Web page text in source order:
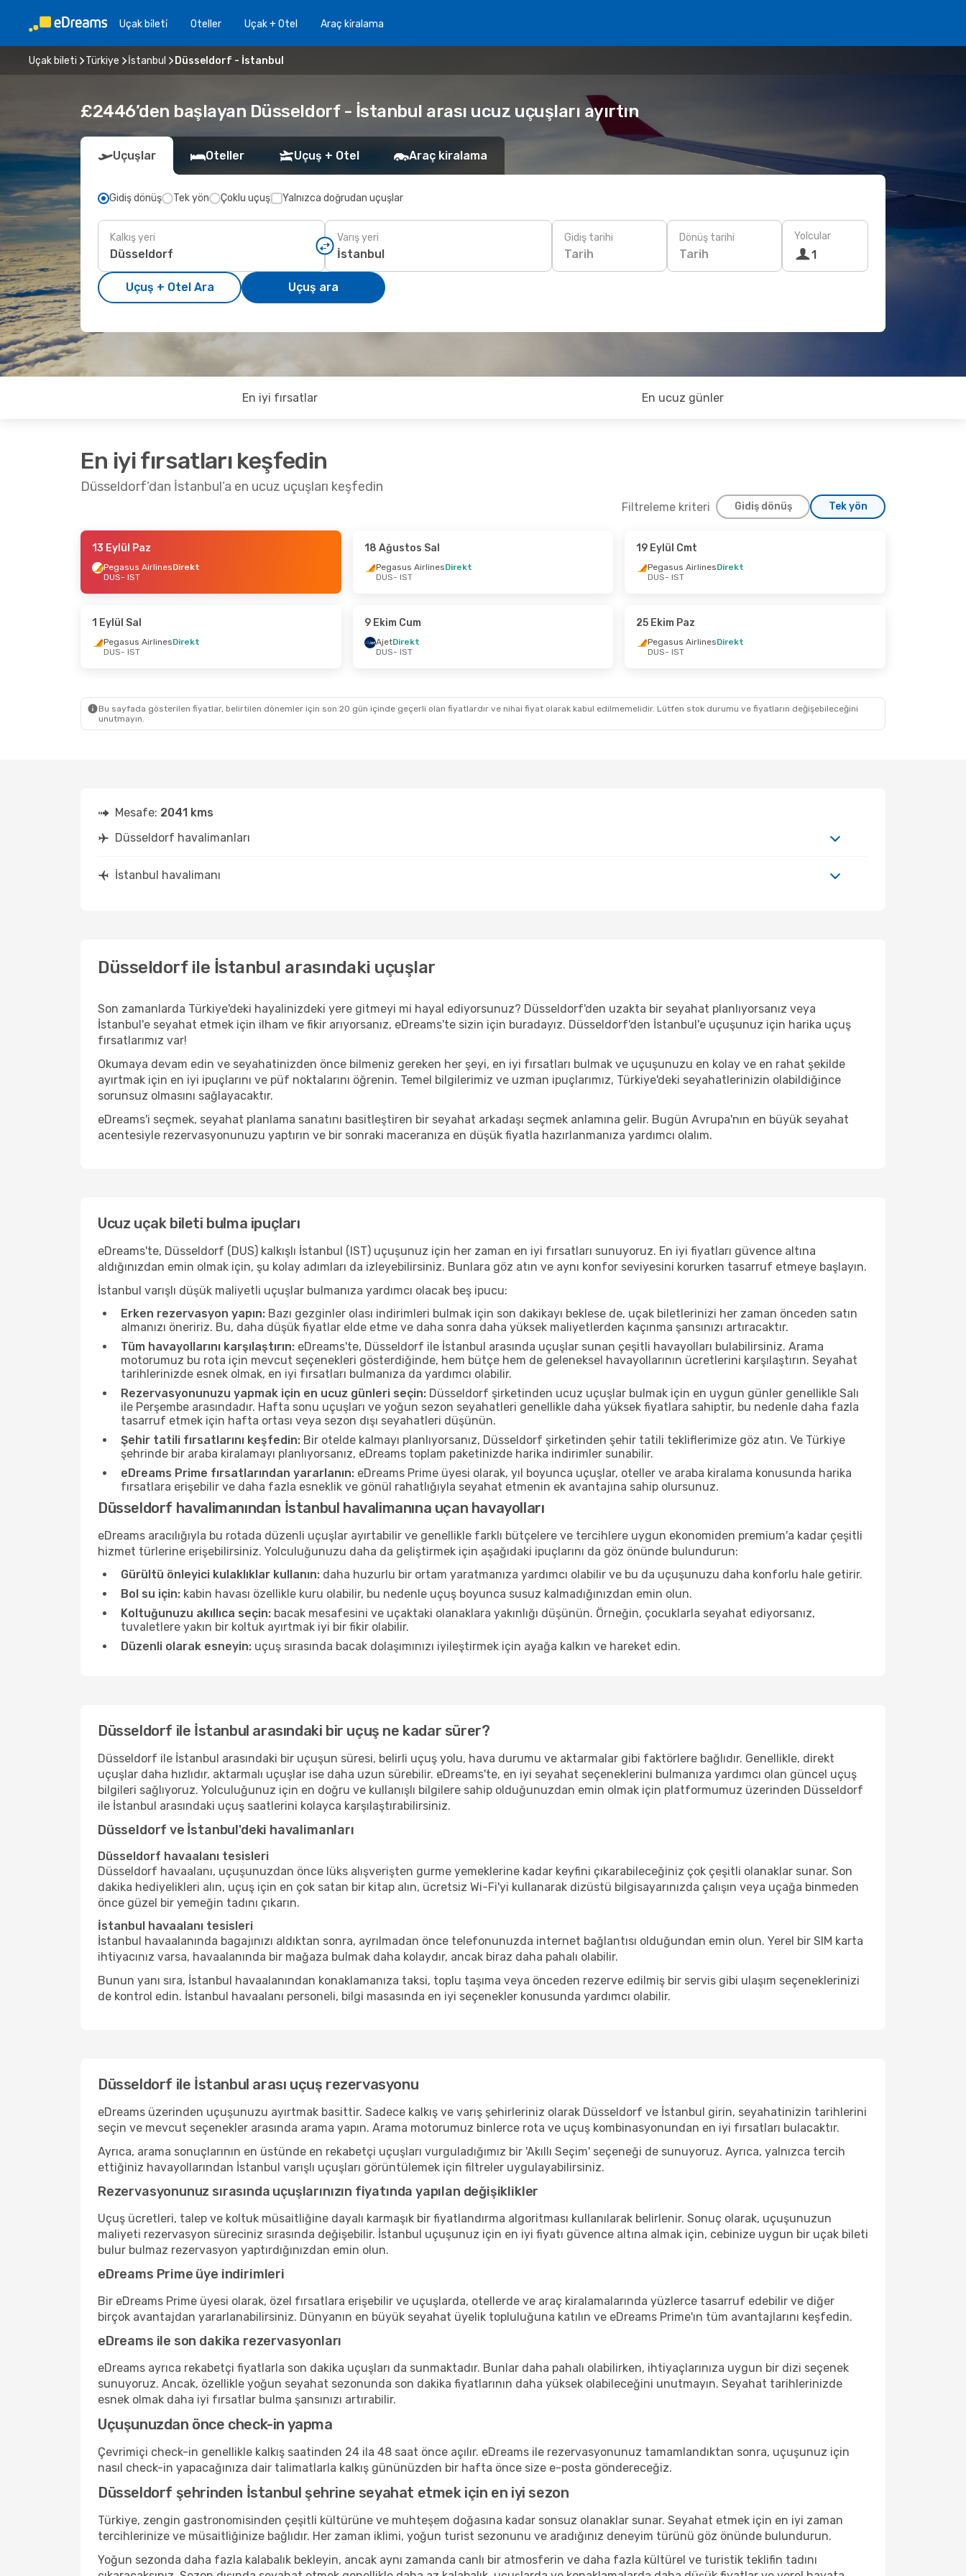
Uçak bi̇leti̇ Oteller Uçak + Otel Araç ki̇ralama
Uçak bileti Türkiye İstanbul Düsseldorf - İstanbul
£2446’den başlayan Düsseldorf - İstanbul arası ucuz uçuşları ayırtın
Uçuşlar Oteller Uçuş + Otel Araç kiralama
Gidiş dönüş Tek yön Çoklu uçuş Yalnızca doğrudan uçuşlar
Kalkış yeri Varış yeri Gidiş tarihi
Tarih
Dönüş tarihi
Tarih
Yolcular
1
Uçuş + Otel Ara Uçuş ara
En iyi fırsatlar En ucuz günler
En iyi fırsatları keşfedin
Düsseldorf’dan İstanbul’a en ucuz uçuşları keşfedin
Filtreleme kriteri Gidiş dönüş Tek yön
- 17 Eylül Per
Direkt
Direkt
- 7 Eylül Pzt - 26 Ekim Pzt
IST
- DUS
- 21 Ağustos Cum
IST
- DUS
13 Eylül Paz
Pegasus AirlinesDirekt
DUS- IST
18 Ağustos Sal
Pegasus AirlinesDirekt
DUS- IST
19 Eylül Cmt
Pegasus AirlinesDirekt
DUS- IST
1 Eylül Sal
Pegasus AirlinesDirekt
DUS- IST
9 Ekim Cum
AjetDirekt
DUS- IST
25 Ekim Paz
Pegasus AirlinesDirekt
DUS- IST
Bu sayfada gösterilen fiyatlar, belirtilen dönemler için son 20 gün içinde geçerli olan fiyatlardır ve nihai fiyat olarak kabul edilmemelidir. Lütfen stok durumu ve fiyatların değişebileceğini
unutmayın.
Mesafe: 2041 kms
Düsseldorf havalimanları
İstanbul havalimanı
Düsseldorf ile İstanbul arasındaki uçuşlar
Son zamanlarda Türkiye'deki hayalinizdeki yere gitmeyi mi hayal ediyorsunuz? Düsseldorf'den uzakta bir seyahat planlıyorsanız veya
İstanbul'e seyahat etmek için ilham ve fikir arıyorsanız, eDreams'te sizin için buradayız. Düsseldorf'den İstanbul'e uçuşunuz için harika uçuş
fırsatlarımız var!
Okumaya devam edin ve seyahatinizden önce bilmeniz gereken her şeyi, en iyi fırsatları bulmak ve uçuşunuzu en kolay ve en rahat şekilde
ayırtmak için en iyi ipuçlarını ve püf noktalarını öğrenin. Temel bilgilerimiz ve uzman ipuçlarımız, Türkiye'deki seyahatlerinizin olabildiğince
sorunsuz olmasını sağlayacaktır.
eDreams'i seçmek, seyahat planlama sanatını basitleştiren bir seyahat arkadaşı seçmek anlamına gelir. Bugün Avrupa'nın en büyük seyahat
acentesiyle rezervasyonunuzu yaptırın ve bir sonraki maceranıza en düşük fiyatla hazırlanmanıza yardımcı olalım.
Ucuz uçak bileti bulma ipuçları
eDreams'te, Düsseldorf (DUS) kalkışlı İstanbul (IST) uçuşunuz için her zaman en iyi fırsatları sunuyoruz. En iyi fiyatları güvence altına
aldığınızdan emin olmak için, şu kolay adımları da izleyebilirsiniz. Bunlara göz atın ve aynı konfor seviyesini korurken tasarruf etmeye başlayın.
İstanbul varışlı düşük maliyetli uçuşlar bulmanıza yardımcı olacak beş ipucu:
Erken rezervasyon yapın: Bazı gezginler olası indirimleri bulmak için son dakikayı beklese de, uçak biletlerinizi her zaman önceden satın
almanızı öneririz. Bu, daha düşük fiyatlar elde etme ve daha sonra daha yüksek maliyetlerden kaçınma şansınızı artıracaktır.
Tüm havayollarını karşılaştırın: eDreams'te, Düsseldorf ile İstanbul arasında uçuşlar sunan çeşitli havayolları bulabilirsiniz. Arama
motorumuz bu rota için mevcut seçenekleri gösterdiğinde, hem bütçe hem de geleneksel havayollarının ücretlerini karşılaştırın. Seyahat
tarihlerinizde esnek olmak, en iyi fırsatları bulmanıza da yardımcı olabilir.
Rezervasyonunuzu yapmak için en ucuz günleri seçin: Düsseldorf şirketinden ucuz uçuşlar bulmak için en uygun günler genellikle Salı
ile Perşembe arasındadır. Hafta sonu uçuşları ve yoğun sezon seyahatleri genellikle daha yüksek fiyatlara sahiptir, bu nedenle daha fazla
tasarruf etmek için hafta ortası veya sezon dışı seyahatleri düşünün.
Şehir tatili fırsatlarını keşfedin: Bir otelde kalmayı planlıyorsanız, Düsseldorf şirketinden şehir tatili tekliflerimize göz atın. Ve Türkiye
şehrinde bir araba kiralamayı planlıyorsanız, eDreams toplam paketinizde harika indirimler sunabilir.
eDreams Prime fırsatlarından yararlanın: eDreams Prime üyesi olarak, yıl boyunca uçuşlar, oteller ve araba kiralama konusunda harika
fırsatlara erişebilir ve daha fazla esneklik ve gönül rahatlığıyla seyahat etmenin ek avantajına sahip olursunuz.
Düsseldorf havalimanından İstanbul havalimanına uçan havayolları
eDreams aracılığıyla bu rotada düzenli uçuşlar ayırtabilir ve genellikle farklı bütçelere ve tercihlere uygun ekonomiden premium'a kadar çeşitli
hizmet türlerine erişebilirsiniz. Yolculuğunuzu daha da geliştirmek için aşağıdaki ipuçlarını da göz önünde bulundurun:
Gürültü önleyici kulaklıklar kullanın: daha huzurlu bir ortam yaratmanıza yardımcı olabilir ve bu da uçuşunuzu daha konforlu hale getirir.
Bol su için: kabin havası özellikle kuru olabilir, bu nedenle uçuş boyunca susuz kalmadığınızdan emin olun.
Koltuğunuzu akıllıca seçin: bacak mesafesini ve uçaktaki olanaklara yakınlığı düşünün. Örneğin, çocuklarla seyahat ediyorsanız,
tuvaletlere yakın bir koltuk ayırtmak iyi bir fikir olabilir.
Düzenli olarak esneyin: uçuş sırasında bacak dolaşımınızı iyileştirmek için ayağa kalkın ve hareket edin.
Düsseldorf ile İstanbul arasındaki bir uçuş ne kadar sürer?
Düsseldorf ile İstanbul arasındaki bir uçuşun süresi, belirli uçuş yolu, hava durumu ve aktarmalar gibi faktörlere bağlıdır. Genellikle, direkt
uçuşlar daha hızlıdır, aktarmalı uçuşlar ise daha uzun sürebilir. eDreams'te, en iyi seyahat seçeneklerini bulmanıza yardımcı olan güncel uçuş
bilgileri sağlıyoruz. Yolculuğunuz için en doğru ve kullanışlı bilgilere sahip olduğunuzdan emin olmak için platformumuz üzerinden Düsseldorf
ile İstanbul arasındaki uçuş saatlerini kolayca karşılaştırabilirsiniz.
Düsseldorf ve İstanbul'deki havalimanları
Düsseldorf havaalanı tesisleri
Düsseldorf havaalanı, uçuşunuzdan önce lüks alışverişten gurme yemeklerine kadar keyfini çıkarabileceğiniz çok çeşitli olanaklar sunar. Son
dakika hediyelikleri alın, uçuş için en çok satan bir kitap alın, ücretsiz Wi-Fi'yi kullanarak dizüstü bilgisayarınızda çalışın veya uçağa binmeden
önce güzel bir yemeğin tadını çıkarın.
İstanbul havaalanı tesisleri
İstanbul havaalanında bagajınızı aldıktan sonra, ayrılmadan önce telefonunuzda internet bağlantısı olduğundan emin olun. Yerel bir SIM karta
ihtiyacınız varsa, havaalanında bir mağaza bulmak daha kolaydır, ancak biraz daha pahalı olabilir.
Bunun yanı sıra, İstanbul havaalanından konaklamanıza taksi, toplu taşıma veya önceden rezerve edilmiş bir servis gibi ulaşım seçeneklerinizi
de kontrol edin. İstanbul havaalanı personeli, bilgi masasında en iyi seçenekler konusunda yardımcı olabilir.
Düsseldorf ile İstanbul arası uçuş rezervasyonu
eDreams üzerinden uçuşunuzu ayırtmak basittir. Sadece kalkış ve varış şehirleriniz olarak Düsseldorf ve İstanbul girin, seyahatinizin tarihlerini
seçin ve mevcut seçenekler arasında arama yapın. Arama motorumuz binlerce rota ve uçuş kombinasyonundan en iyi fırsatları bulacaktır.
Ayrıca, arama sonuçlarının en üstünde en rekabetçi uçuşları vurguladığımız bir 'Akıllı Seçim' seçeneği de sunuyoruz. Ayrıca, yalnızca tercih
ettiğiniz havayollarından İstanbul varışlı uçuşları görüntülemek için filtreler uygulayabilirsiniz.
Rezervasyonunuz sırasında uçuşlarınızın fiyatında yapılan değişiklikler
Uçuş ücretleri, talep ve koltuk müsaitliğine dayalı karmaşık bir fiyatlandırma algoritması kullanılarak belirlenir. Sonuç olarak, uçuşunuzun
maliyeti rezervasyon süreciniz sırasında değişebilir. İstanbul uçuşunuz için en iyi fiyatı güvence altına almak için, cebinize uygun bir uçak bileti
bulur bulmaz rezervasyon yaptırdığınızdan emin olun.
eDreams Prime üye indirimleri
Bir eDreams Prime üyesi olarak, özel fırsatlara erişebilir ve uçuşlarda, otellerde ve araç kiralamalarında yüzlerce tasarruf edebilir ve diğer
birçok avantajdan yararlanabilirsiniz. Dünyanın en büyük seyahat üyelik topluluğuna katılın ve eDreams Prime'ın tüm avantajlarını keşfedin.
eDreams ile son dakika rezervasyonları
eDreams ayrıca rekabetçi fiyatlarla son dakika uçuşları da sunmaktadır. Bunlar daha pahalı olabilirken, ihtiyaçlarınıza uygun bir dizi seçenek
sunuyoruz. Ancak, özellikle yoğun seyahat sezonunda son dakika fiyatlarının daha yüksek olabileceğini unutmayın. Seyahat tarihlerinizde
esnek olmak daha iyi fırsatlar bulma şansınızı artırabilir.
Uçuşunuzdan önce check-in yapma
Çevrimiçi check-in genellikle kalkış saatinden 24 ila 48 saat önce açılır. eDreams ile rezervasyonunuz tamamlandıktan sonra, uçuşunuz için
nasıl check-in yapacağınıza dair talimatlarla kalkış gününüzden bir hafta önce size e-posta göndereceğiz.
Düsseldorf şehrinden İstanbul şehrine seyahat etmek için en iyi sezon
Türkiye, zengin gastronomisinden çeşitli kültürüne ve muhteşem doğasına kadar sonsuz olanaklar sunar. Seyahat etmek için en iyi zaman
tercihlerinize ve müsaitliğinize bağlıdır. Her zaman iklimi, yoğun turist sezonunu ve aradığınız deneyim türünü göz önünde bulundurun.
Yoğun sezonda daha fazla kalabalık bekleyin, ancak aynı zamanda canlı bir atmosferin ve daha fazla kültürel ve turistik teklifin tadını